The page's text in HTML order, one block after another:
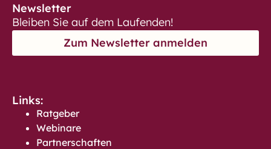
Newsletter
Bleiben Sie auf dem Laufenden!
Zum Newsletter anmelden
Links:
Ratgeber
Webinare
Partnerschaften